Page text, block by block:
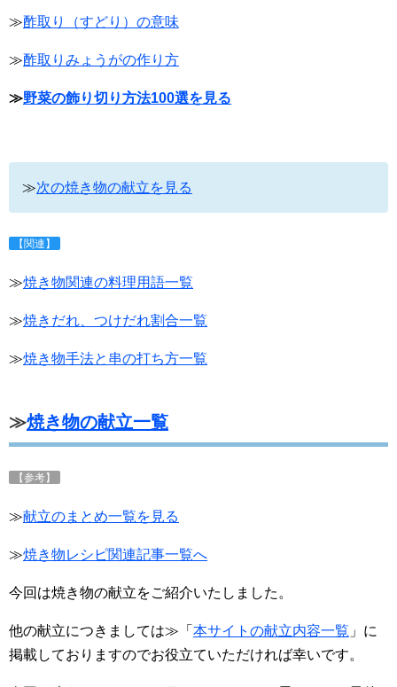
≫酢取り（すどり）の意味
≫酢取りみょうがの作り方
≫野菜の飾り切り方法100選を見る
≫次の焼き物の献立を見る
【関連】
≫焼き物関連の料理用語一覧
≫焼きだれ、つけだれ割合一覧
≫焼き物手法と串の打ち方一覧
≫焼き物の献立一覧
【参考】
≫献立のまとめ一覧を見る
≫焼き物レシピ関連記事一覧へ
今回は焼き物の献立をご紹介いたしました。
他の献立につきましては≫「 本サイトの献立内容一覧 」に
掲載しておりますのでお役立ていただければ幸いです。